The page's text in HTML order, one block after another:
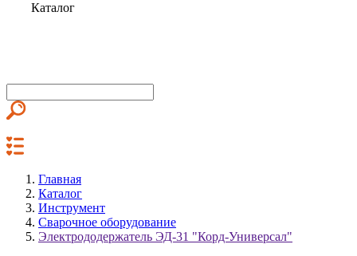
Каталог
Главная
Каталог
Инструмент
Сварочное оборудование
Электрододержатель ЭД-31 "Корд-Универсал"